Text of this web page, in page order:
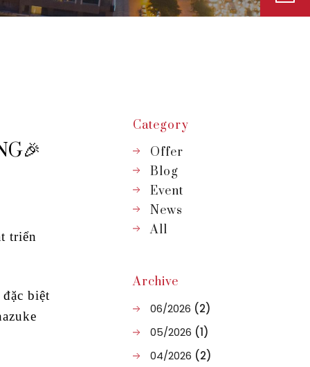
triển
biệt
Category
Offer
Blog
Event
News
All
Archive
06/2026 (2)
05/2026 (1)
04/2026 (2)